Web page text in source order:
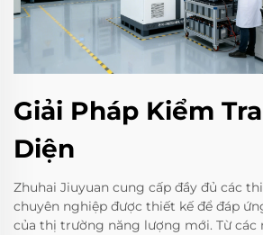
Giải Pháp Kiểm
Diện
Zhuhai Jiuyuan cung cấp đầy đủ các
chuyên nghiệp được thiết kế để đáp
của thị trường năng lượng mới. Từ các